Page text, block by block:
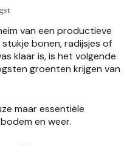
van een productieve
stukje bonen, radijsjes of
klaar is, is het volgende
groenten krijgen van
maar essentiële
en weer.